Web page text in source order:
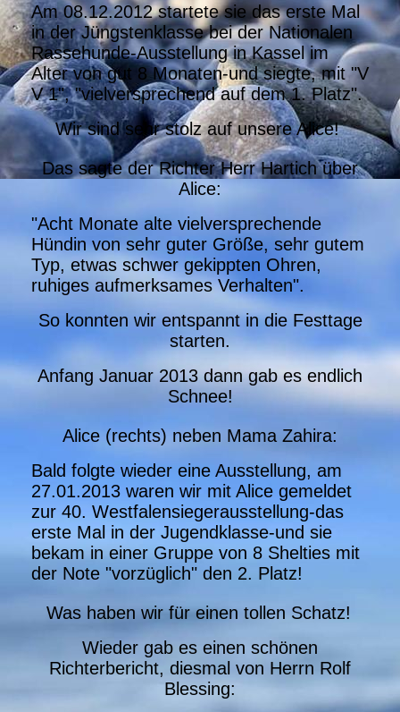
Am 08.12.2012 startete sie das erste Mal
in der Jüngstenklasse bei der Nationalen
Rassehunde-Ausstellung in Kassel im
Alter von gut 8 Monaten-und siegte, mit "V
V 1", "vielversprechend auf dem 1. Platz".
Wir sind sehr stolz auf unsere Alice!
Das sagte der Richter Herr Hartich über
Alice:
"Acht Monate alte vielversprechende
Hündin von sehr guter Größe, sehr gutem
Typ, etwas schwer gekippten Ohren,
ruhiges aufmerksames Verhalten".
So konnten wir entspannt in die Festtage
starten.
Anfang Januar 2013 dann gab es endlich
Schnee!
Alice (rechts) neben Mama Zahira:
Bald folgte wieder eine Ausstellung, am
27.01.2013 waren wir mit Alice gemeldet
zur 40. Westfalensiegerausstellung-das
erste Mal in der Jugendklasse-und sie
bekam in einer Gruppe von 8 Shelties mit
der Note "vorzüglich" den 2. Platz!
Was haben wir für einen tollen Schatz!
Wieder gab es einen schönen
Richterbericht, diesmal von Herrn Rolf
Blessing: